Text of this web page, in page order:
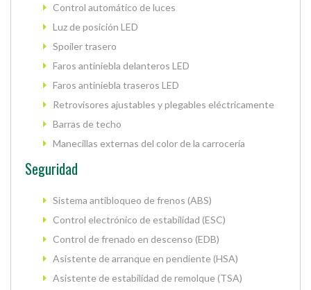
Control automático de luces
Luz de posición LED
Spoiler trasero
Faros antiniebla delanteros LED
Faros antiniebla traseros LED
Retrovisores ajustables y plegables eléctricamente
Barras de techo
Manecillas externas del color de la carrocería
Seguridad
Sistema antibloqueo de frenos (ABS)
Control electrónico de estabilidad (ESC)
Control de frenado en descenso (EDB)
Asistente de arranque en pendiente (HSA)
Asistente de estabilidad de remolque (TSA)